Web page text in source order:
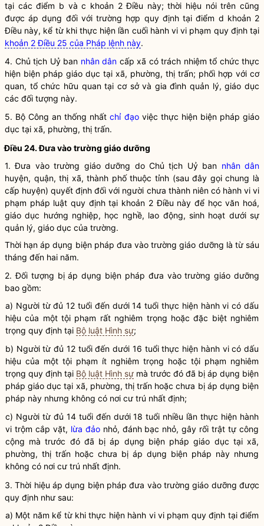
tại các điểm b và c khoản 2 Điều này; thời hiệu nói trên cũng
được áp dụng đối với trường hợp quy định tại điểm d khoản 2
Điều này, kể từ khi thực hiện lần cuối hành vi vi phạm quy định tại
khoản 2 Điều 25 của Pháp lệnh này.
4. Chủ tịch Uỷ ban nhân dân cấp xã có trách nhiệm tổ chức thực
hiện biện pháp giáo dục tại xã, phường, thị trấn; phối hợp với cơ
quan, tổ chức hữu quan tại cơ sở và gia đình quản lý, giáo dục
các đối tượng này.
5. Bộ Công an thống nhấtchỉ đạoviệc thực hiện biện phápgiáo
dục tại xã, phường, thị trấn.
Điều 24. Đưa vào trường giáo dưỡng
1. Đưa vào trường giáo dưỡng do Chủ tịch Uỷ ban nhân dân
huyện, quận, thị xã, thành phố thuộc tỉnh (sau đây gọi chung là
cấp huyện) quyết định đối với người chưa thành niên có hành vi vi
phạm pháp luật quy định tại khoản 2 Điều này để học văn hoá,
giáo dục hướng nghiệp, học nghề, lao động, sinh hoạt dưới sự
quản lý, giáo dục của trường.
Thời hạn áp dụng biện pháp đưa vào trường giáo dưỡng là từ sáu
tháng đến hai năm.
2. Đối tượng bị áp dụng biện pháp đưa vào trường giáo dưỡng
bao gồm:
a) Người từ đủ 12 tuổi đến dưới 14 tuổi thực hiện hành vi có dấu
hiệu của một tội phạm rất nghiêm trọng hoặc đặc biệt nghiêm
trọng quy định tại Bộ luật Hình sự;
b) Người từ đủ 12 tuổi đến dưới 16 tuổi thực hiện hành vi có dấu
hiệu của một tội phạm ít nghiêm trọng hoặc tội phạm nghiêm
trọng quy định tại Bộ luật Hình sự mà trước đó đã bị áp dụng biện
phápgiáo dục tại xã, phường, thị trấn hoặc chưa bị áp dụng biện
pháp này nhưng không có nơi cư trú nhất định;
c) Người từ đủ 14 tuổi đến dưới 18 tuổi nhiều lần thực hiện hành
vi trộm cắp vặt, lừa đảonhỏ, đánh bạc nhỏ, gây rối trật tự công
cộng mà trước đó đã bị áp dụng biện phápgiáo dục tại xã,
phường, thị trấn hoặc chưa bị áp dụng biện pháp này nhưng
không có nơi cư trú nhất định.
3. Thời hiệu áp dụng biện pháp đưa vào trường giáo dưỡng được
quy định như sau:
a) Một năm kể từ khi thực hiện hành vi vi phạm quy định tại điểm